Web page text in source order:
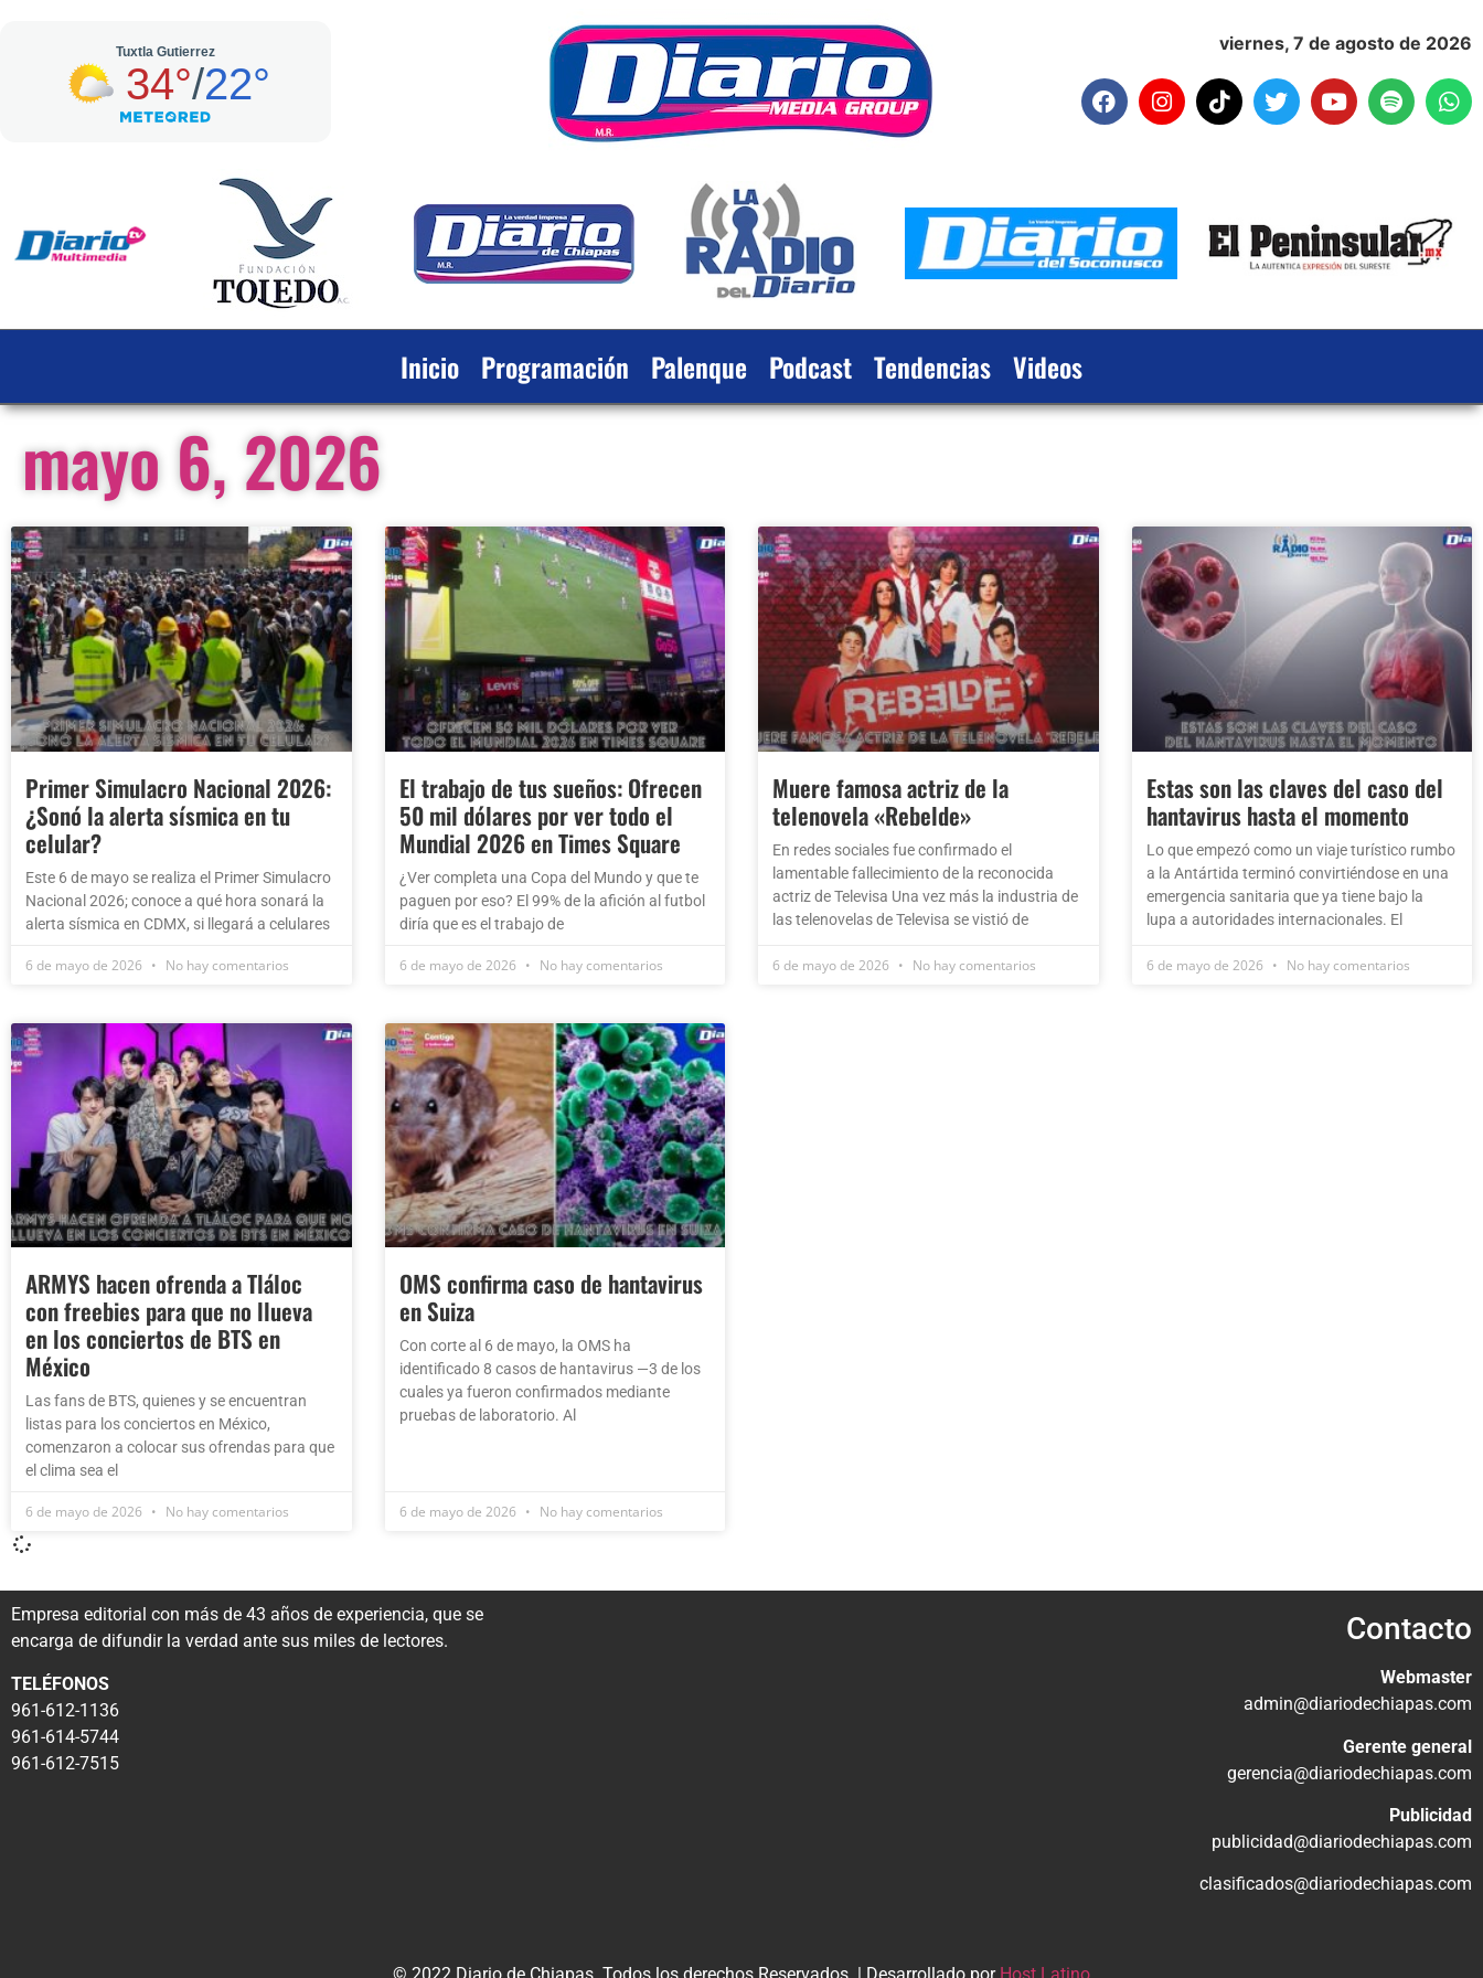
viernes, 7 de agosto de 2026
Inicio Programación Palenque Podcast Tendencias Videos
mayo 6, 2026
Primer Simulacro Nacional 2026:
¿Sonó la alerta sísmica en tu
celular?
Este 6 de mayo se realiza el Primer Simulacro
Nacional 2026; conoce a qué hora sonará la
alerta sísmica en CDMX, si llegará a celulares
6 de mayo de 2026 No hay comentarios
El trabajo de tus sueños: Ofrecen
50 mil dólares por ver todo el
Mundial 2026 en Times Square
¿Ver completa una Copa del Mundo y que te
paguen por eso? El 99% de la afición al futbol
diría que es el trabajo de
6 de mayo de 2026 No hay comentarios
Muere famosa actriz de la
telenovela «Rebelde»
En redes sociales fue confirmado el
lamentable fallecimiento de la reconocida
actriz de Televisa Una vez más la industria de
las telenovelas de Televisa se vistió de
6 de mayo de 2026 No hay comentarios
Estas son las claves del caso del
hantavirus hasta el momento
Lo que empezó como un viaje turístico rumbo
a la Antártida terminó convirtiéndose en una
emergencia sanitaria que ya tiene bajo la
lupa a autoridades internacionales. El
6 de mayo de 2026 No hay comentarios
ARMYS hacen ofrenda a Tláloc
con freebies para que no llueva
en los conciertos de BTS en
México
Las fans de BTS, quienes y se encuentran
listas para los conciertos en México,
comenzaron a colocar sus ofrendas para que
el clima sea el
6 de mayo de 2026 No hay comentarios
OMS confirma caso de hantavirus
en Suiza
Con corte al 6 de mayo, la OMS ha
identificado 8 casos de hantavirus —3 de los
cuales ya fueron confirmados mediante
pruebas de laboratorio. Al
6 de mayo de 2026 No hay comentarios
Empresa editorial con más de 43 años de experiencia, que se
encarga de difundir la verdad ante sus miles de lectores.
TELÉFONOS
961-612-1136
961-614-5744
961-612-7515
Contacto
Webmaster
admin@diariodechiapas.com
Gerente general
gerencia@diariodechiapas.com
Publicidad
publicidad@diariodechiapas.com
clasificados@diariodechiapas.com